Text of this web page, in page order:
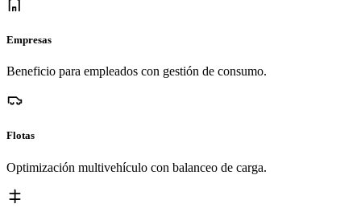
Empresas
Beneficio para empleados con gestión de consumo.
Flotas
Optimización multivehículo con balanceo de carga.